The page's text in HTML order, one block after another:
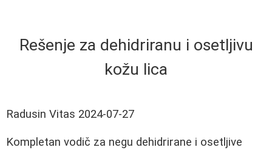
Rešenje za dehidriranu i osetljivu
kožu lica
Radusin Vitas 2024-07-27
Kompletan vodič za negu dehidrirane i osetljive